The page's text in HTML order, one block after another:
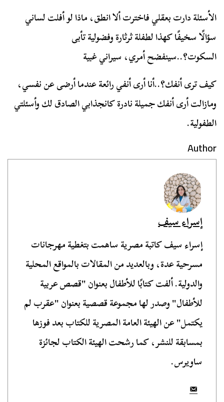
الأسئلة دارت بعقلي فاخترت ألا انطق، ماذا لو أفلت لساني
سؤالًا سخيفًا كهذا لطفلة ثرثارة وفضولية تأبى
السكوت؟..سينفضح أمري، سيراني غبية
كيف ترى أنفك؟..أنا أرى أنفي رائعة عندما أرضى عن نفسي،
ومازالت أرى أنفك جميلة نادرة كانجذابي الصادق لك وأسئلتي
الطفولية.
Author
إسراء سيف
إسراء سيف كاتبة مصرية ساهمت بتغطية مهرجانات
مسرحية عدة، وبالعديد من المقالات بالمواقع المحلية
والدولية. ألفت كتابًا للأطفال بعنوان "قصص عربية
للأطفال" وصدر لها مجموعة قصصية بعنوان "عقرب لم
يكتمل" عن الهيئة العامة المصرية للكتاب بعد فوزها
بمسابقة للنشر، كما رشحت الهيئة الكتاب لجائزة
ساويرس.